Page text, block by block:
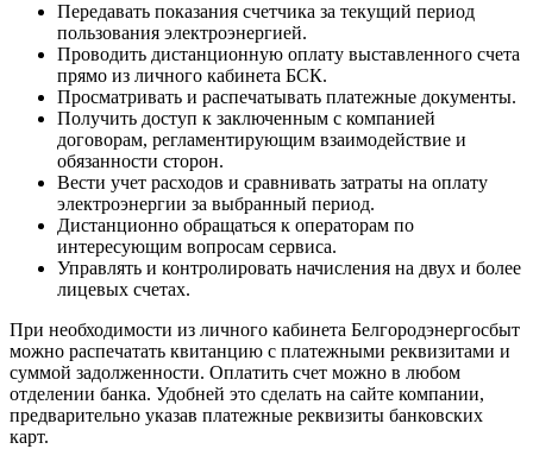
Передавать показания счетчика за текущий период
пользования электроэнергией.
Проводить дистанционную оплату выставленного счета
прямо из личного кабинета БСК.
Просматривать и распечатывать платежные документы.
Получить доступ к заключенным с компанией
договорам, регламентирующим взаимодействие и
обязанности сторон.
Вести учет расходов и сравнивать затраты на оплату
электроэнергии за выбранный период.
Дистанционно обращаться к операторам по
интересующим вопросам сервиса.
Управлять и контролировать начисления на двух и более
лицевых счетах.
При необходимости из личного кабинета Белгородэнергосбыт
можно распечатать квитанцию с платежными реквизитами и
суммой задолженности. Оплатить счет можно в любом
отделении банка. Удобней это сделать на сайте компании,
предварительно указав платежные реквизиты банковских
карт.